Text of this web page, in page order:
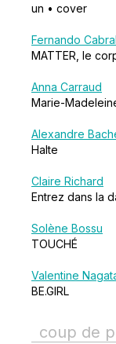
un • cover
Fernando Cabral
MATTER, le
Anna Carraud
Marie-
Alexandre
Halte
Claire Richard
Entrez dans la
Solène Bossu
TOUCHÉ
Valentine
BE.GIRL
coup de